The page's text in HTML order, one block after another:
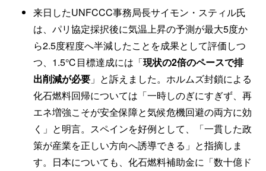
来日したUNFCCC事務局長サイモン・スティル氏
は、パリ協定採択後に気温上昇の予測が最大5度か
ら2.5度程度へ半減したことを成果として評価しつ
つ、1.5℃目標達成には「現状の2倍のペースで排
出削減が必要 」と訴えました。ホルムズ封鎖による
化石燃料回帰については「一時しのぎにすぎず、再
エネ増強こそが安全保障と気候危機回避の両方に効
く」と明言。スペインを好例として、「一貫した政
策が産業を正しい方向へ誘導できる」と指摘しま
す。日本についても、化石燃料補助金に「数十億ド